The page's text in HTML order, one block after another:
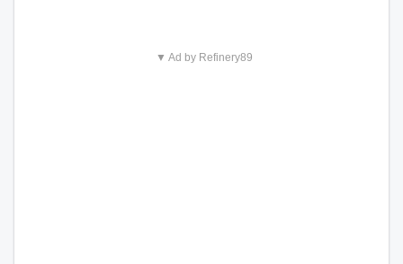
▼ Ad by Refinery89